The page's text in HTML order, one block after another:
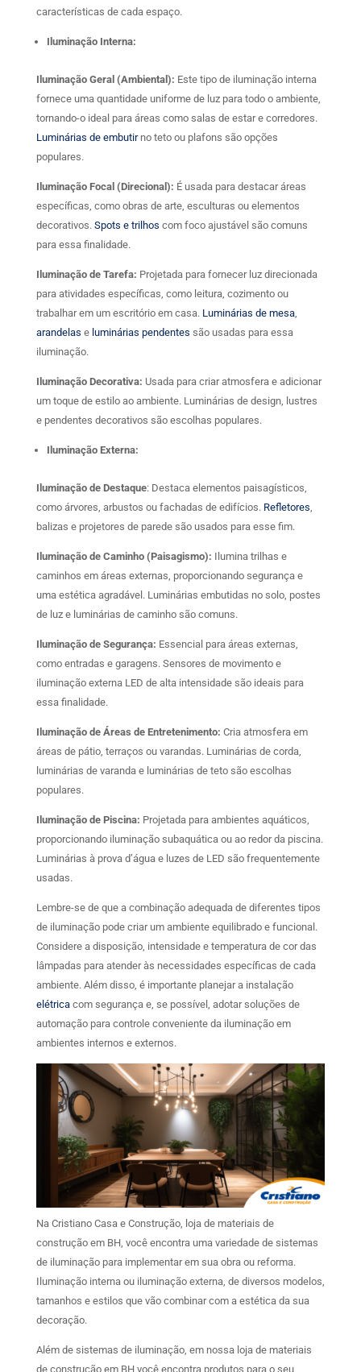
características de cada espaço.
Iluminação Interna:
Iluminação Geral (Ambiental): Este tipo de iluminação interna
fornece uma quantidade uniforme de luz para todo o ambiente,
tornando-o ideal para áreas como salas de estar e corredores.
Luminárias de embutirno teto ou plafons são opções
populares.
Iluminação Focal (Direcional): É usada para destacar áreas
específicas, como obras de arte, esculturas ou elementos
decorativos. Spots e trilhos com foco ajustável são comuns
para essa finalidade.
Iluminação de Tarefa: Projetada para fornecer luz direcionada
para atividades específicas, como leitura, cozimento ou
trabalhar em um escritório em casa. Luminárias de mesa,
arandelas e luminárias pendentes são usadas para essa
iluminação.
Iluminação Decorativa: Usada para criar atmosfera e adicionar
um toque de estilo ao ambiente. Luminárias de design, lustres
e pendentes decorativos são escolhas populares.
Iluminação Externa:
Iluminação de Destaque: Destaca elementos paisagísticos,
como árvores, arbustos ou fachadas de edifícios. Refletores
balizas e projetores de parede são usados para esse fim.
Iluminação de Caminho (Paisagismo): Ilumina trilhas e
caminhos em áreas externas, proporcionando segurança e
uma estética agradável. Luminárias embutidas no solo, postes
de luz e luminárias de caminho são comuns.
Iluminação de Segurança: Essencial para áreas externas,
como entradas e garagens. Sensores de movimento e
iluminação externa LED de alta intensidade são ideais para
essa finalidade.
Iluminação de Áreas de Entretenimento: Cria atmosfera em
áreas de pátio, terraços ou varandas. Luminárias de corda,
luminárias de varanda e luminárias de teto são escolhas
populares.
Iluminação de Piscina: Projetada para ambientes aquáticos,
proporcionando iluminação subaquática ou ao redor da piscina.
Luminárias à prova d’água e luzes de LED são frequentemente
usadas.
Lembre-se de que a combinação adequada de diferentes tipos
de iluminação pode criar um ambiente equilibrado e funcional.
Considere a disposição, intensidade e temperatura de cor das
lâmpadas para atender às necessidades específicas de cada
ambiente. Além disso, é importante planejar a instalação
elétricacom segurança e, se possível, adotar soluções de
automação para controle conveniente da iluminação em
ambientes internos e externos.
Na Cristiano Casa e Construção, loja de materiais de
construção em BH, você encontra uma variedade de sistemas
de iluminação para implementar em sua obra ou reforma.
Iluminação interna ou iluminação externa, de diversos modelos,
tamanhos e estilos que vão combinar com a estética da sua
decoração.
Além de sistemas de iluminação, em nossa loja de materiais
de construção em BH você encontra produtos para o seu